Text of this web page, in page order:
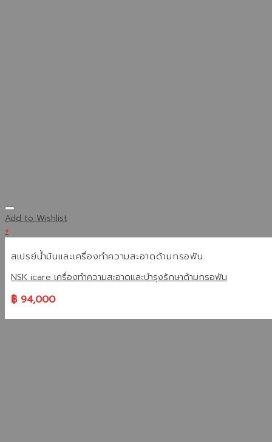
Add to Wishlist
+
สเปรย์น้ำมันและเครื่องทำความสะอาดด้ามกรอฟัน
NSK icare เครื่องทำความสะอาดและบำรุงรักษาด้ามกรอฟัน
฿94,000